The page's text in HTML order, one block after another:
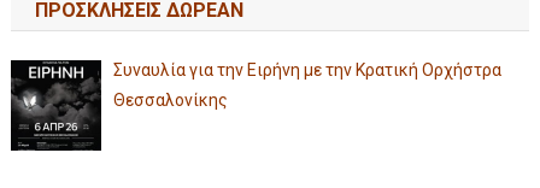
ΠΡΟΣΚΛΗΣΕΙΣ ΔΩΡΕΑΝ
Συναυλία για την Ειρήνη με την Κρατική Ορχήστρα
Θεσσαλονίκης